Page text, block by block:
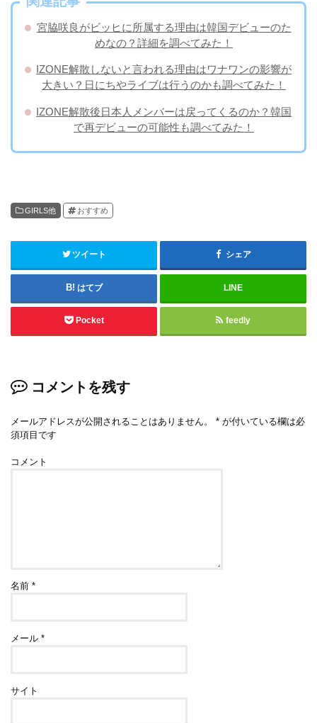
宮脇咲良がビッヒに所属する理由は韓国デビューのた
めなの？詳細を調べてみた！
IZONE解散しないと言われる理由はワナワンの影響が
大きい？日にちやライブは行うのかも調べてみた！
IZONE解散後日本人メンバーは戻ってくるのか？韓国
で再デビューの可能性も調べてみた！
GIRLS他 おすすめ
ツイート シェア
はてブ LINE
Pocket feedly
コメントを残す
メールアドレスが公開されることはありません。 * が付いている欄は必
須項目です
コメント
名前*
メール*
サイト